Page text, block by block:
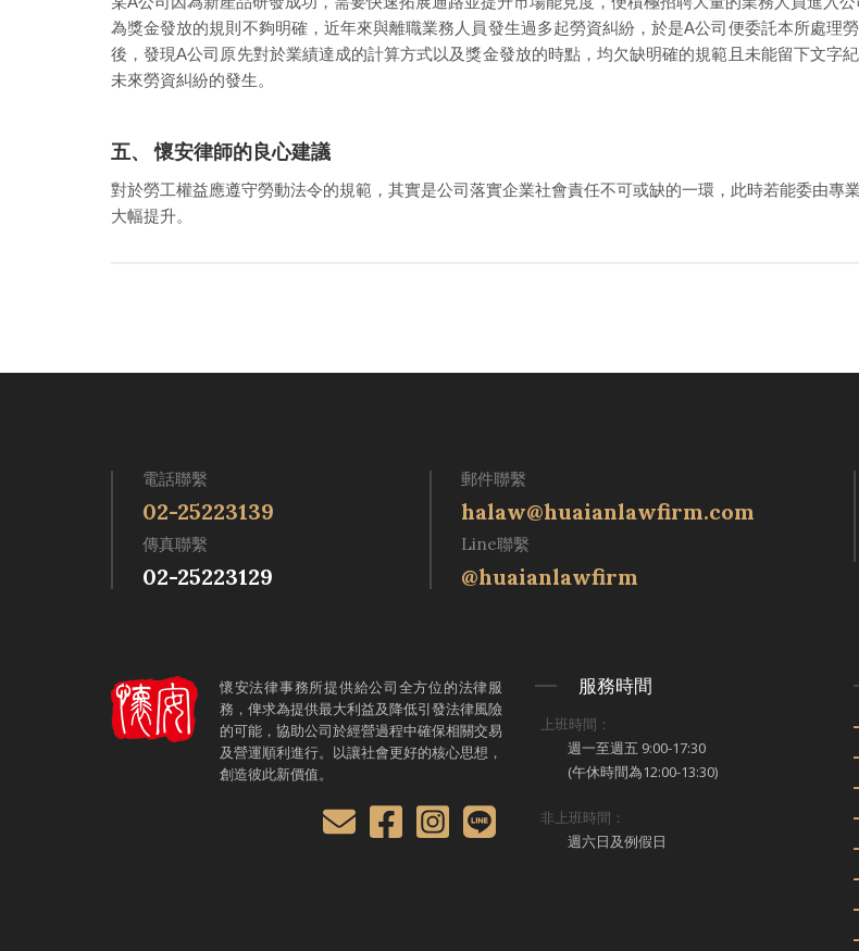
為獎金發放的規則不夠明確，近年來與離職業務人員發生過多起勞資糾紛，於是A公司便委託本所處理
後，發現A公司原先對於業績達成的計算方式以及獎金發放的時點，均欠缺明確的規範且未能留下文字
未來勞資糾紛的發生。
五、 懷安律師的良心建議
對於勞工權益應遵守勞動法令的規範，其實是公司落實企業社會責任不可或缺的一環，此時若能委由專
大幅提升。
電話聯繫
02-25223139
傳真聯繫
02-25223129
郵件聯繫
halaw@huaianlawfirm.com
Line聯繫
@huaianlawfirm
懷安法律事務所提供給公司全方位的法律服
務，俾求為提供最大利益及降低引發法律風險
的可能，協助公司於經營過程中確保相關交易
及營運順利進行。以讓社會更好的核心思想，
創造彼此新價值。
服務時間
上班時間：
週一至週五 9:00-17:30
(午休時間為12:00-13:30)
非上班時間：
週六日及例假日